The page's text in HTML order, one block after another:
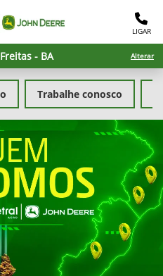
LIGAR
- BA Alterar
Trabalhe conosco